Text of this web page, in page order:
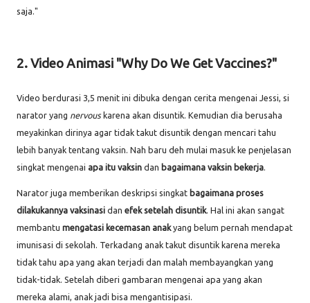
saja."
2. Video Animasi "Why Do We Get Vaccines?"
Video berdurasi 3,5 menit ini dibuka dengan cerita mengenai Jessi, si
narator yang nervouskarena akan disuntik. Kemudian dia berusaha
meyakinkan dirinya agar tidak takut disuntik dengan mencari tahu
lebih banyak tentang vaksin. Nah baru deh mulai masuk ke penjelasan
singkat mengenai apa itu vaksin dan bagaimana vaksin bekerja
Narator juga memberikan deskripsi singkat bagaimana proses
dilakukannya vaksinasi dan efek setelah disuntik. Hal ini akan sangat
membantu mengatasi kecemasan anakyang belum pernah mendapat
imunisasi di sekolah. Terkadang anak takut disuntik karena mereka
tidak tahu apa yang akan terjadi dan malah membayangkan yang
tidak-tidak. Setelah diberi gambaran mengenai apa yang akan
mereka alami, anak jadi bisa mengantisipasi.